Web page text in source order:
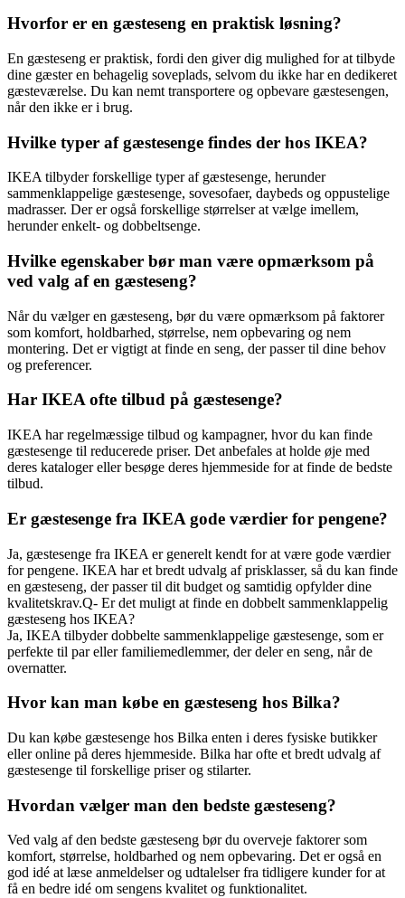
Hvorfor er en gæsteseng en praktisk løsning?
En gæsteseng er praktisk, fordi den giver dig mulighed for at tilbyde
dine gæster en behagelig soveplads, selvom du ikke har en dedikeret
gæsteværelse. Du kan nemt transportere og opbevare gæstesengen,
når den ikke er i brug.
Hvilke typer af gæstesenge findes der hos IKEA?
IKEA tilbyder forskellige typer af gæstesenge, herunder
sammenklappelige gæstesenge, sovesofaer, daybeds og oppustelige
madrasser. Der er også forskellige størrelser at vælge imellem,
herunder enkelt- og dobbeltsenge.
Hvilke egenskaber bør man være opmærksom på
ved valg af en gæsteseng?
Når du vælger en gæsteseng, bør du være opmærksom på faktorer
som komfort, holdbarhed, størrelse, nem opbevaring og nem
montering. Det er vigtigt at finde en seng, der passer til dine behov
og preferencer.
Har IKEA ofte tilbud på gæstesenge?
IKEA har regelmæssige tilbud og kampagner, hvor du kan finde
gæstesenge til reducerede priser. Det anbefales at holde øje med
deres kataloger eller besøge deres hjemmeside for at finde de bedste
tilbud.
Er gæstesenge fra IKEA gode værdier for pengene?
Ja, gæstesenge fra IKEA er generelt kendt for at være gode værdier
for pengene. IKEA har et bredt udvalg af prisklasser, så du kan finde
en gæsteseng, der passer til dit budget og samtidig opfylder dine
kvalitetskrav.Q- Er det muligt at finde en dobbelt sammenklappelig
gæsteseng hos IKEA?
Ja, IKEA tilbyder dobbelte sammenklappelige gæstesenge, som er
perfekte til par eller familiemedlemmer, der deler en seng, når de
overnatter.
Hvor kan man købe en gæsteseng hos Bilka?
Du kan købe gæstesenge hos Bilka enten i deres fysiske butikker
eller online på deres hjemmeside. Bilka har ofte et bredt udvalg af
gæstesenge til forskellige priser og stilarter.
Hvordan vælger man den bedste gæsteseng?
Ved valg af den bedste gæsteseng bør du overveje faktorer som
komfort, størrelse, holdbarhed og nem opbevaring. Det er også en
god idé at læse anmeldelser og udtalelser fra tidligere kunder for at
få en bedre idé om sengens kvalitet og funktionalitet.